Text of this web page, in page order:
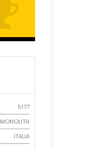
5177
MONOLITH
ITALIA